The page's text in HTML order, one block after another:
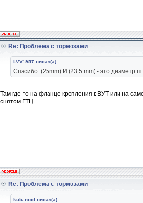
Re: Проблема с тормозами
LVV1957 писал(а):
Спасибо. (25mm) И (23.5 mm) - это диаметр
Там где-то на фланце крепления к ВУТ или на
снятом ГТЦ.
Re: Проблема с тормозами
kubanoid писал(а):